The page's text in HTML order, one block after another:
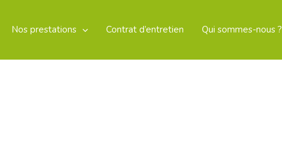
Nos prestations Contrat d’entretien Qui sommes-nous ?